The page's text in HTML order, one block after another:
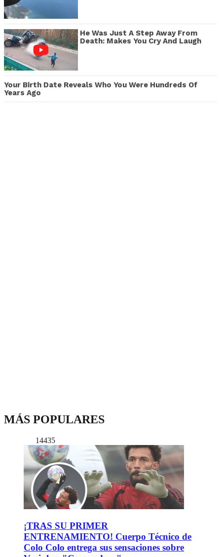
He Was Just A Step Away From
Death: Makes You Cry And Laugh
Your Birth Date Reveals Who You Were Hundreds Of
Years Ago
MÁS POPULARES
14435
¡TRAS SU PRIMER
ENTRENAMIENTO! Cuerpo Técnico de
Colo Colo entrega sus sensaciones sobre